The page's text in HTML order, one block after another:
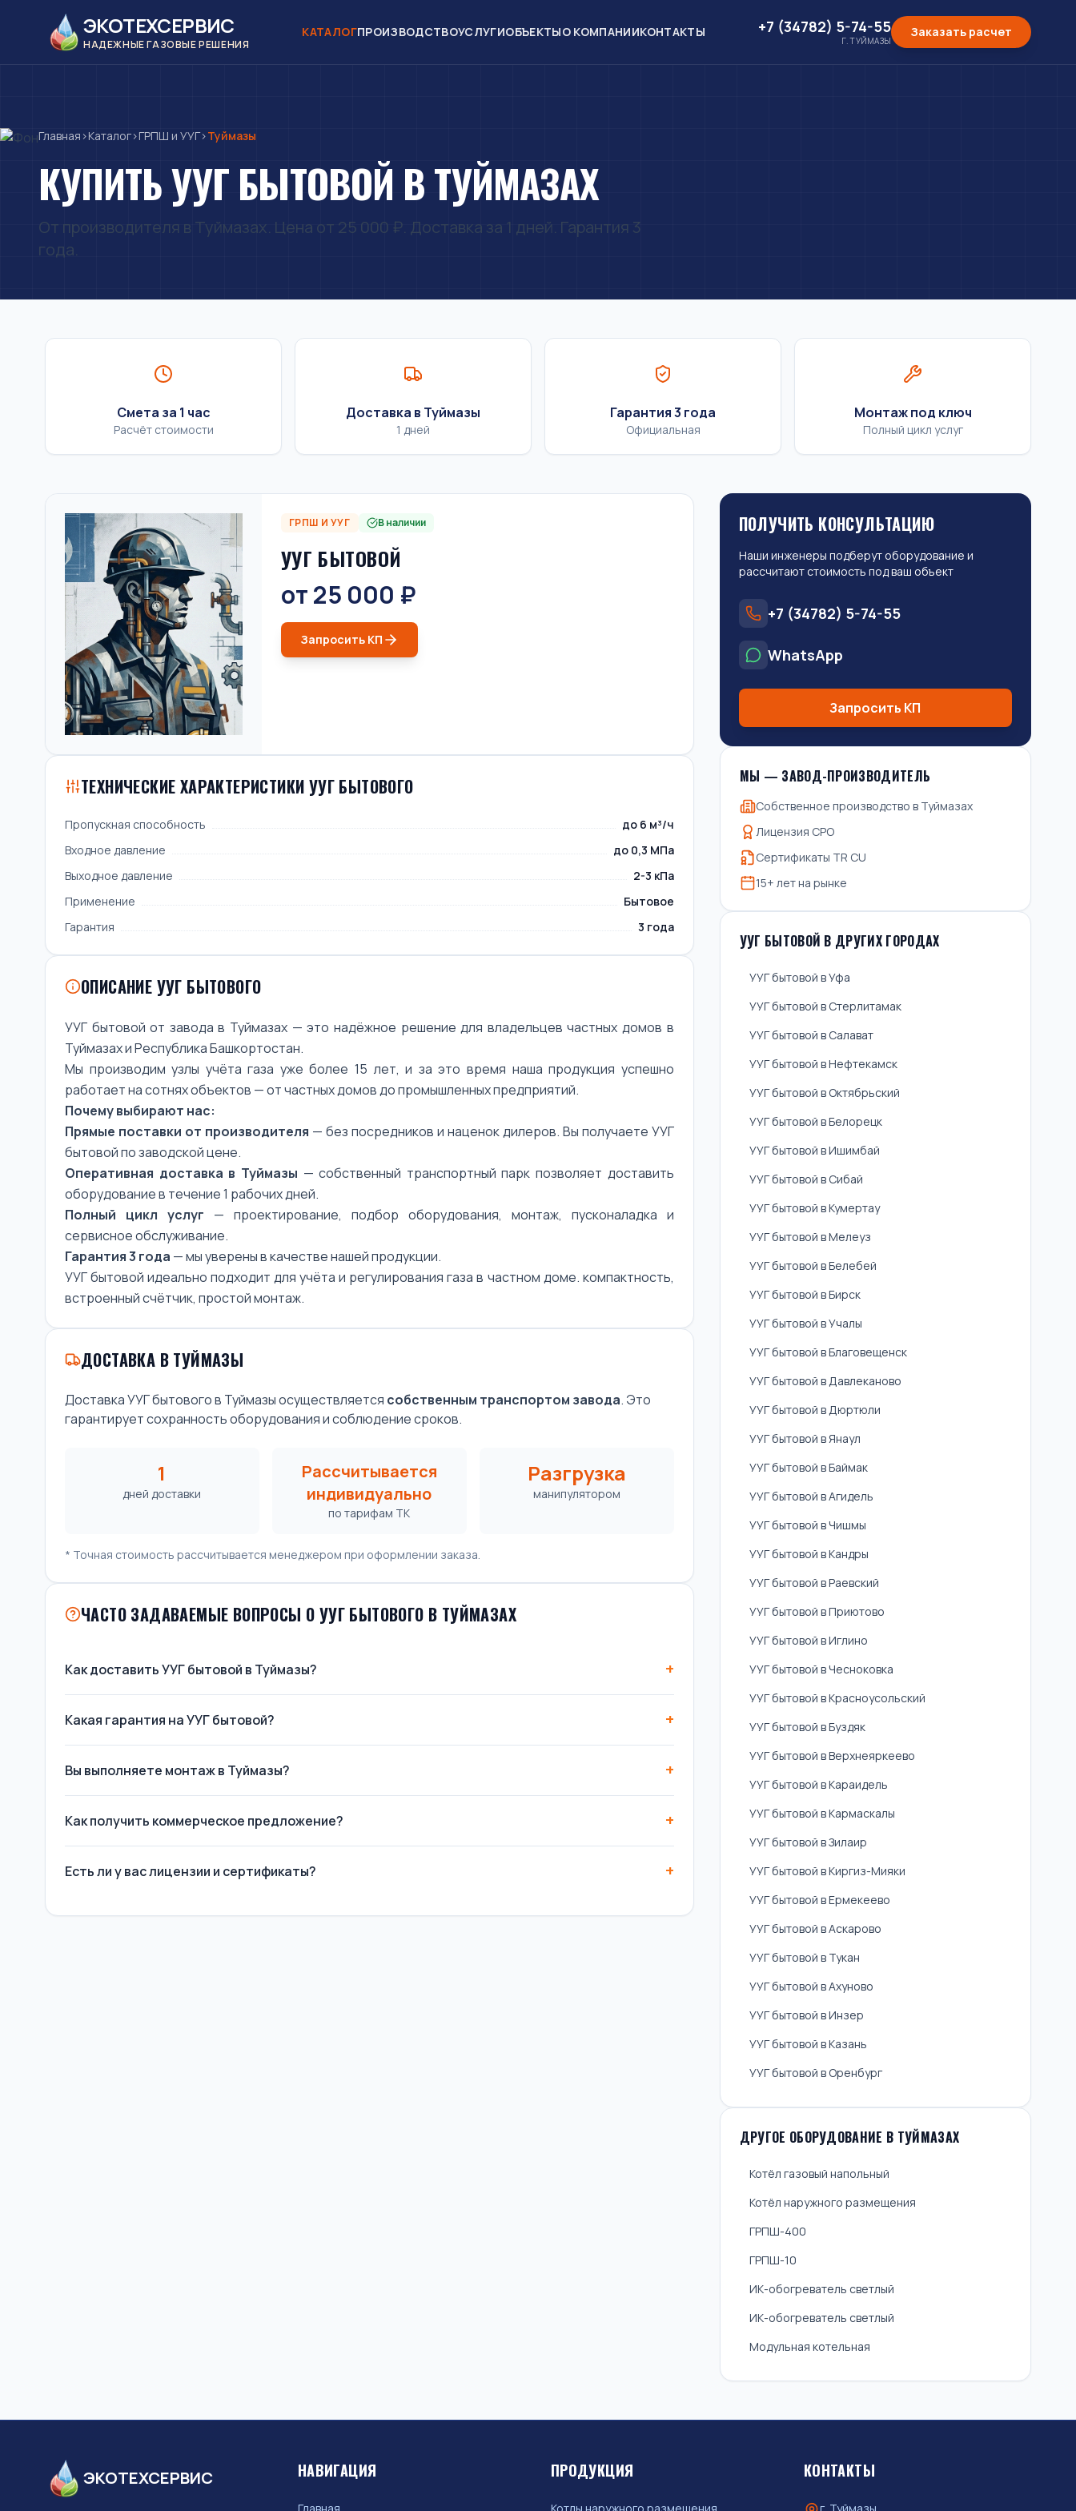
ЭКОТЕХСЕРВИС
НАДЕЖНЫЕ ГАЗОВЫЕ РЕШЕНИЯ
КАТАЛОГПРОИЗВОДСТВОУСЛУГИОБЪЕКТЫО КОМПАНИИКОНТАКТЫ +7 (34782) 5-74-55
Г. ТУЙМАЗЫ
Заказать расчет
Главная ›Каталог›ГРПШ и УУГ›Туймазы
КУПИТЬ УУГ БЫТОВОЙ В ТУЙМАЗАХ
От производителя в Туймазах. Цена от 25 000 ₽. Доставка за 1 дней. Гарантия 3
года.
Смета за 1 час
Расчёт стоимости
Доставка в Туймазы
1 дней
Гарантия 3 года
Официальная
Монтаж под ключ
Полный цикл услуг
ГРПШ И УУГ В наличии
УУГ БЫТОВОЙ
от 25 000 ₽
Запросить КП
ТЕХНИЧЕСКИЕ ХАРАКТЕРИСТИКИ УУГ БЫТОВОГО
Пропускная способность
до 6 м³/ч
Входное давление
до 0,3 МПа
Выходное давление
2-3 кПа
Применение
Бытовое
Гарантия
3 года
ОПИСАНИЕ УУГ БЫТОВОГО
УУГ бытовой от завода в Туймазах — это надёжное решение для владельцев частных домов в
Туймазах и Республика Башкортостан.
Мы производим узлы учёта газа уже более 15 лет, и за это время наша продукция успешно
работает на сотнях объектов — от частных домов до промышленных предприятий.
Почему выбирают нас:
Прямые поставки от производителя — без посредников и наценок дилеров. Вы получаете УУГ
бытовой по заводской цене.
Оперативная доставка в Туймазы — собственный транспортный парк позволяет доставить
оборудование в течение 1 рабочих дней.
Полный цикл услуг — проектирование, подбор оборудования, монтаж, пусконаладка и
сервисное обслуживание.
Гарантия 3 года — мы уверены в качестве нашей продукции.
УУГ бытовой идеально подходит для учёта и регулирования газа в частном доме. компактность,
встроенный счётчик, простой монтаж.
ДОСТАВКА В ТУЙМАЗЫ
Доставка УУГ бытового в Туймазы осуществляется собственным транспортом завода. Это
гарантирует сохранность оборудования и соблюдение сроков.
1
дней доставки
Рассчитывается
индивидуально
по тарифам ТК
Разгрузка
манипулятором
* Точная стоимость рассчитывается менеджером при оформлении заказа.
ЧАСТО ЗАДАВАЕМЫЕ ВОПРОСЫ О УУГ БЫТОВОГО В ТУЙМАЗАХ
Как доставить УУГ бытовой в Туймазы?
Какая гарантия на УУГ бытовой?
Вы выполняете монтаж в Туймазы?
Как получить коммерческое предложение?
Есть ли у вас лицензии и сертификаты?
ПОЛУЧИТЬ КОНСУЛЬТАЦИЮ
Наши инженеры подберут оборудование и
рассчитают стоимость под ваш объект
+7 (34782) 5-74-55
WhatsApp
Запросить КП
МЫ — ЗАВОД-ПРОИЗВОДИТЕЛЬ
Собственное производство в Туймазах
Лицензия СРО
Сертификаты TR CU
15+ лет на рынке
УУГ БЫТОВОЙ В ДРУГИХ ГОРОДАХ
УУГ бытовой в Уфа
УУГ бытовой в Стерлитамак
УУГ бытовой в Салават
УУГ бытовой в Нефтекамск
УУГ бытовой в Октябрьский
УУГ бытовой в Белорецк
УУГ бытовой в Ишимбай
УУГ бытовой в Сибай
УУГ бытовой в Кумертау
УУГ бытовой в Мелеуз
УУГ бытовой в Белебей
УУГ бытовой в Бирск
УУГ бытовой в Учалы
УУГ бытовой в Благовещенск
УУГ бытовой в Давлеканово
УУГ бытовой в Дюртюли
УУГ бытовой в Янаул
УУГ бытовой в Баймак
УУГ бытовой в Агидель
УУГ бытовой в Чишмы
УУГ бытовой в Кандры
УУГ бытовой в Раевский
УУГ бытовой в Приютово
УУГ бытовой в Иглино
УУГ бытовой в Чесноковка
УУГ бытовой в Красноусольский
УУГ бытовой в Буздяк
УУГ бытовой в Верхнеяркеево
УУГ бытовой в Караидель
УУГ бытовой в Кармаскалы
УУГ бытовой в Зилаир
УУГ бытовой в Киргиз-Мияки
УУГ бытовой в Ермекеево
УУГ бытовой в Аскарово
УУГ бытовой в Тукан
УУГ бытовой в Ахуново
УУГ бытовой в Инзер
УУГ бытовой в Казань
УУГ бытовой в Оренбург
ДРУГОЕ ОБОРУДОВАНИЕ В ТУЙМАЗАХ
Котёл газовый напольный
Котёл наружного размещения
ГРПШ-400
ГРПШ-10
ИК-обогреватель светлый
ИК-обогреватель светлый
Модульная котельная
ЭКОТЕХСЕРВИС НАВИГАЦИЯ ПРОДУКЦИЯ КОНТАКТЫ